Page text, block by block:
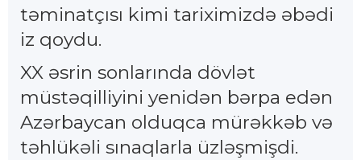
təminatçısı kimi tariximizdə əbədi
iz qoydu.
XX əsrin sonlarında dövlət
müstəqilliyini yenidən bərpa edən
Azərbaycan olduqca mürəkkəb və
təhlükəli sınaqlarla üzləşmişdi.